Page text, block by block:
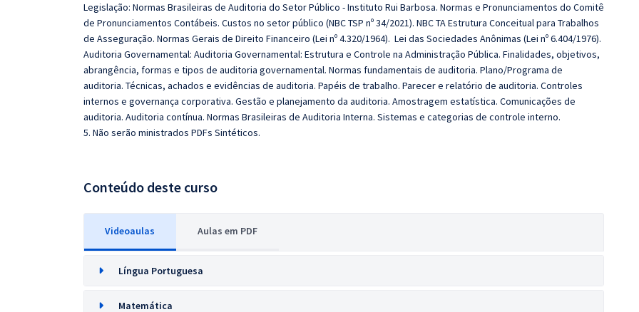
Legislação: Normas Brasileiras de Auditoria do Setor Público - Instituto Rui Barbosa. Normas e Pronunciamentos do Comitê
de Pronunciamentos Contábeis. Custos no setor público (NBC TSP nº 34/2021). NBC TA Estrutura Conceitual para Trabalhos
de Asseguração. Normas Gerais de Direito Financeiro (Lei nº 4.320/1964). Lei das Sociedades Anônimas (Lei nº 6.404/1976).
Auditoria Governamental: Auditoria Governamental: Estrutura e Controle na Administração Pública. Finalidades, objetivos,
abrangência, formas e tipos de auditoria governamental. Normas fundamentais de auditoria. Plano/Programa de
auditoria. Técnicas, achados e evidências de auditoria. Papéis de trabalho. Parecer e relatório de auditoria. Controles
internos e governança corporativa. Gestão e planejamento da auditoria. Amostragem estatística. Comunicações de
auditoria. Auditoria contínua. Normas Brasileiras de Auditoria Interna. Sistemas e categorias de controle interno.
5. Não serão ministrados PDFs Sintéticos.
Conteúdo deste curso
Videoaulas Aulas em PDF
Língua Portuguesa
Matemática